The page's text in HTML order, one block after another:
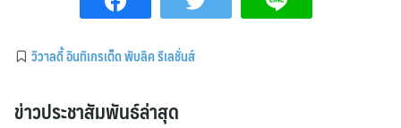
วิวาลดี้ อินทิเกรเต็ด พับลิค รีเลชั่นส์
ข่าวประชาสัมพันธ์ล่าสุด